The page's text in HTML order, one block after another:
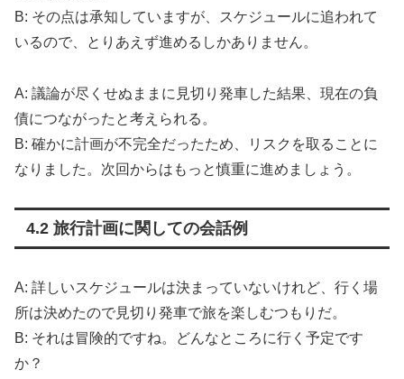
B: その点は承知していますが、スケジュールに追われて
いるので、とりあえず進めるしかありません。
A: 議論が尽くせぬままに見切り発車した結果、現在の負
債につながったと考えられる。
B: 確かに計画が不完全だったため、リスクを取ることに
なりました。次回からはもっと慎重に進めましょう。
4.2 旅行計画に関しての会話例
A: 詳しいスケジュールは決まっていないけれど、行く場
所は決めたので見切り発車で旅を楽しむつもりだ。
B: それは冒険的ですね。どんなところに行く予定です
か？